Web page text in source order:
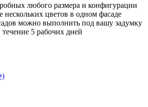
любого размера и конфигурации
нескольких цветов в одном фасаде
можно выполнить под вашу задумку
течение 5 рабочих дней